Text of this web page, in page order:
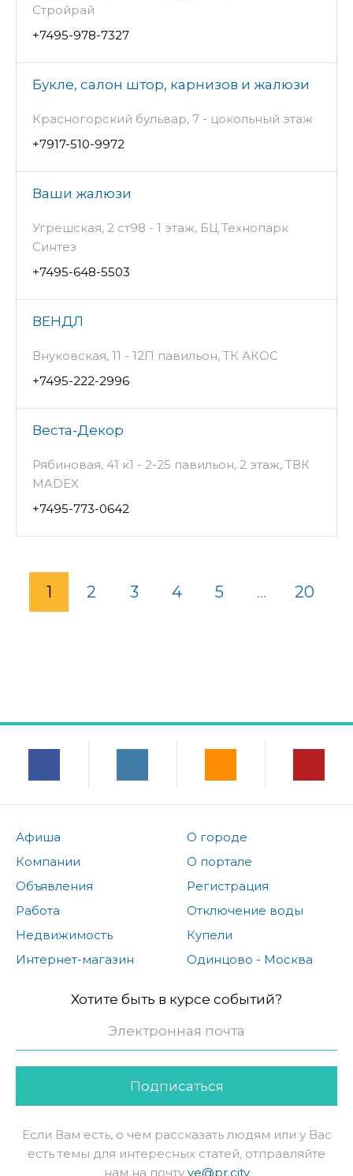
Стройрай
+7495-978-7327
Букле, салон штор, карнизов и жалюзи
Красногорский бульвар, 7 - цокольный этаж
+7917-510-9972
Ваши жалюзи
Угрешская, 2 ст98 - 1 этаж, БЦ Технопарк
Синтез
+7495-648-5503
ВЕНДЛ
Внуковская, 11 - 12П павильон, ТК АКОС
+7495-222-2996
Веста-Декор
Рябиновая, 41 к1 - 2-25 павильон, 2 этаж, ТВК
MADEX
+7495-773-0642
1 2 3 4 5 ... 20
Афиша
Компании
Объявления
Работа
Недвижимость
Интернет-магазин
О городе
О портале
Регистрация
Отключение воды
Купели
Одинцово - Москва
Хотите быть в курсе событий?
Подписаться
Если Вам есть, о чем рассказать людям или у Вас
есть темы для интересных статей, отправляйте
нам на почту ve@pr.city